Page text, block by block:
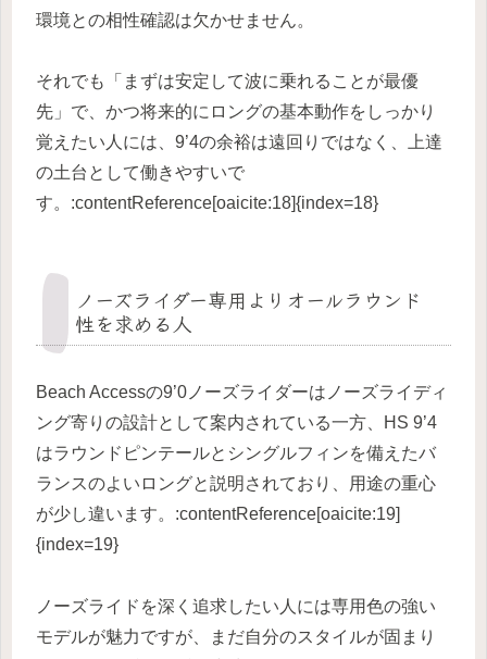
環境との相性確認は欠かせません。
それでも「まずは安定して波に乗れることが最優
先」で、かつ将来的にロングの基本動作をしっかり
覚えたい人には、9’4の余裕は遠回りではなく、上達
の土台として働きやすいで
す。:contentReference[oaicite:18]{index=18}
ノーズライダー専用よりオールラウンド
性を求める人
Beach Accessの9’0ノーズライダーはノーズライディ
ング寄りの設計として案内されている一方、HS 9’4
はラウンドピンテールとシングルフィンを備えたバ
ランスのよいロングと説明されており、用途の重心
が少し違います。:contentReference[oaicite:19]
{index=19}
ノーズライドを深く追求したい人には専用色の強い
モデルが魅力ですが、まだ自分のスタイルが固まり